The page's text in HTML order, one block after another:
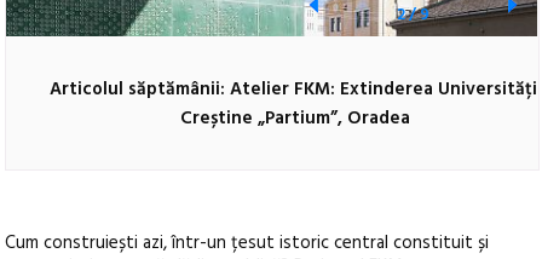
Articolul săptămânii: Atelier FKM: Extinderea Universității
Creștine „Partium”, Oradea
2/9
Cum construiești azi, într-un țesut istoric central constituit și